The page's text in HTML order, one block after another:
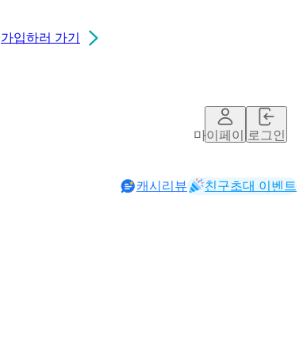
가입하러 가기
마이페이지로그인
캐시리뷰 친구초대 이벤트